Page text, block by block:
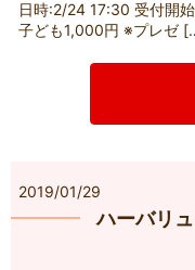
日時:2/24 17:30 受付開
子ども1,000円 ※プレゼ
2019/01/29
ハーバリ